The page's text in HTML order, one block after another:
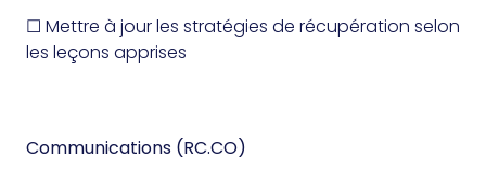
☐ Mettre à jour les stratégies de récupération selon
les leçons apprises
Communications (RC.CO)